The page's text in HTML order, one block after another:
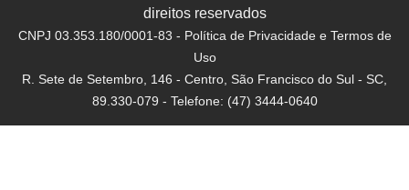
direitos reservados
CNPJ 03.353.180/0001-83 - Política de Privacidade e Termos de
Uso
R. Sete de Setembro, 146 - Centro, São Francisco do Sul - SC,
89.330-079 - Telefone: (47) 3444-0640